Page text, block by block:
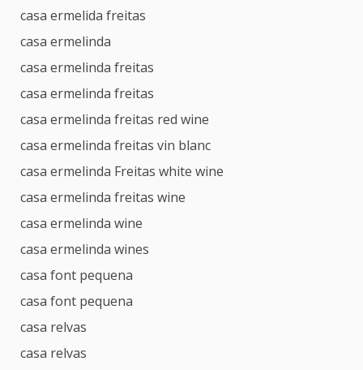
casa ermelida freitas
casa ermelinda
casa ermelinda freitas
casa ermelinda freitas
casa ermelinda freitas red wine
casa ermelinda freitas vin blanc
casa ermelinda Freitas white wine
casa ermelinda freitas wine
casa ermelinda wine
casa ermelinda wines
casa font pequena
casa font pequena
casa relvas
casa relvas